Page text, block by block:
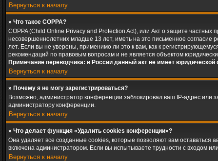
Вернуться к началу
» Что такое COPPA?
COPPA (Child Online Privacy and Protection Act), или Акт о защите
несовершеннолетних младше 13 лет, иметь на это письменное
лет. Если вы не уверены, применимо ли это к вам, как к
рекомендаций по правовым вопросам и не является объектом
Примечание переводчика: в России данный акт не имеет юридической
Вернуться к началу
» Почему я не могу зарегистрироваться?
Возможно, администратор конференции заблокировал ваш IP-адрес или
администратору конференции.
Вернуться к началу
» Что делает функция «Удалить cookies конференции»?
Она удаляет все созданные cookies, которые позволяют вам оставаться
включена администратором. Если вы испытываете трудности с входом
Вернуться к началу